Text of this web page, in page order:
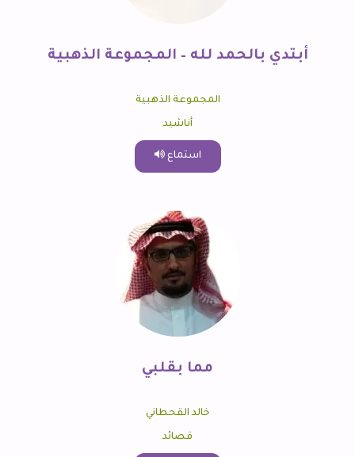
أبتدي بالحمد لله – المجموعة الذهبية
المجموعة الذهبية
أناشيد
استماع
مما بقلبي
خالد القحطاني
قصائد